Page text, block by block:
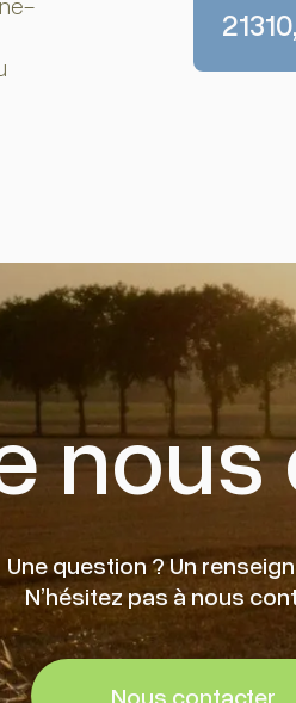
Une question ? Un
N’hésitez pas à nous
Nous contacter